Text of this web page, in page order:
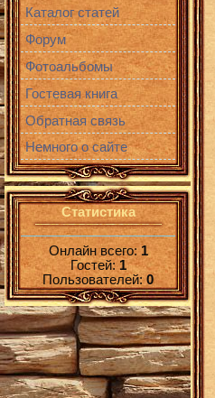
Каталог статей
Форум
Фотоальбомы
Гостевая книга
Обратная связь
Немного о сайте
Статистика
Онлайн всего: 1
Гостей: 1
Пользователей:0